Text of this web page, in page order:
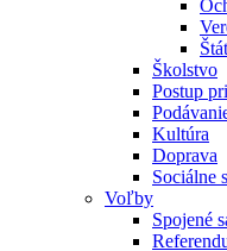
Školstvo
Postup
Kultúra
Doprava
Sociálne
Voľby
Spojené